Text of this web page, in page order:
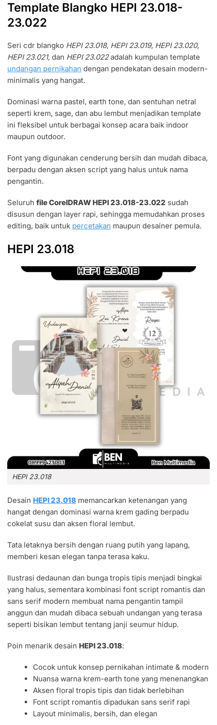
Template Blangko HEPI 23.018-
23.022
Seri cdr blangko HEPI 23.018, HEPI 23.019, HEPI 23.020,
HEPI 23.021, dan HEPI 23.022adalah kumpulan template
undangan pernikahan dengan pendekatan desain modern-
minimalis yang hangat.
Dominasi warna pastel, earth tone, dan sentuhan netral
seperti krem, sage, dan abu lembut menjadikan template
ini fleksibel untuk berbagai konsep acara baik indoor
maupun outdoor.
Font yang digunakan cenderung bersih dan mudah dibaca,
berpadu dengan aksen script yang halus untuk nama
pengantin.
Seluruh file CorelDRAW HEPI 23.018-23.022 sudah
disusun dengan layer rapi, sehingga memudahkan proses
editing, baik untuk percetakan maupun desainer pemula.
HEPI 23.018
HEPI 23.018
Desain HEPI 23.018 memancarkan ketenangan yang
hangat dengan dominasi warna krem gading berpadu
cokelat susu dan aksen floral lembut.
Tata letaknya bersih dengan ruang putih yang lapang,
memberi kesan elegan tanpa terasa kaku.
Ilustrasi dedaunan dan bunga tropis tipis menjadi bingkai
yang halus, sementara kombinasi font script romantis dan
sans serif modern membuat nama pengantin tampil
anggun dan mudah dibaca sebuah undangan yang terasa
seperti bisikan lembut tentang janji seumur hidup.
Poin menarik desain HEPI 23.018:
Cocok untuk konsep pernikahan intimate & modern
Nuansa warna krem-earth tone yang menenangkan
Aksen floral tropis tipis dan tidak berlebihan
Font script romantis dipadukan sans serif rapi
Layout minimalis, bersih, dan elegan